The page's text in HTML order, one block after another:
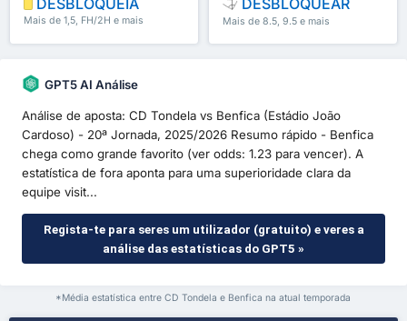
Mais de 1,5, FH/2H e mais
DESBLOQUEAR
Mais de 8.5, 9.5 e mais
GPT5 AI Análise
Análise de aposta: CD Tondela vs Benfica (Estádio João
Cardoso) - 20ª Jornada, 2025/2026 Resumo rápido - Benfica
chega como grande favorito (ver odds: 1.23 para vencer). A
estatística de fora aponta para uma superioridade clara da
equipe visit...
Regista-te para seres um utilizador (gratuito) e veres a
análise das estatísticas do GPT5 »
*Média estatística entre CD Tondela e Benfica na atual temporada